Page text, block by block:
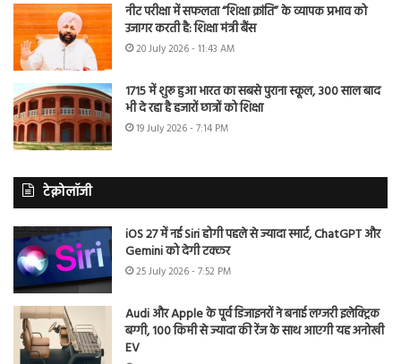
नीट परीक्षा में सफलता “शिक्षा क्रांति” के व्यापक प्रभाव को
उजागर करती है: शिक्षा मंत्री बैंस
20 July 2026 - 11:43 AM
1715 में शुरू हुआ भारत का सबसे पुराना स्कूल, 300 साल बाद
भी दे रहा है हजारों छात्रों को शिक्षा
19 July 2026 - 7:14 PM
टेक्नोलॉजी
iOS 27 में नई Siri होगी पहले से ज्यादा स्मार्ट, ChatGPT और
Gemini को देगी टक्कर
25 July 2026 - 7:52 PM
Audi और Apple के पूर्व डिजाइनरों ने बनाई लग्जरी इलेक्ट्रिक
बग्गी, 100 किमी से ज्यादा की रेंज के साथ आएगी यह अनोखी
EV